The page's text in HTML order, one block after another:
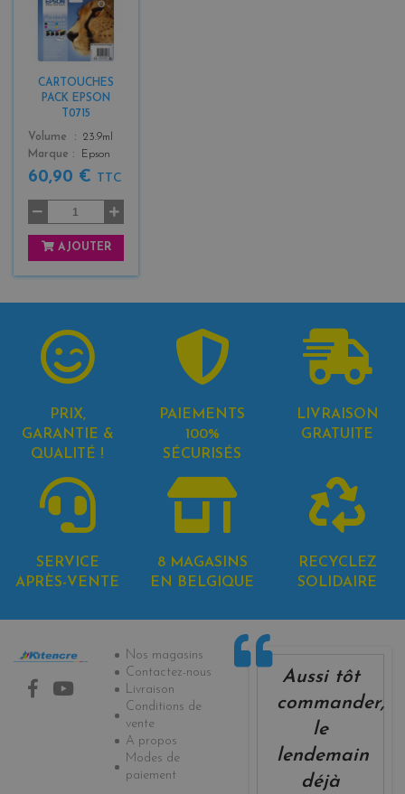
CARTOUCHES
PACK EPSON
T0715
Color
b
l
a
c
k
+
Volume
23.9ml
Marque
Epson
60,90 € TTC
AJOUTER
PRIX,
GARANTIE &
QUALITÉ !
PAIEMENTS
100%
SÉCURISÉS
LIVRAISON
GRATUITE
SERVICE
APRÈS-VENTE
8 MAGASINS
EN BELGIQUE
RECYCLEZ
SOLIDAIRE
Informations
Nos magasins
Contactez-nous
Livraison
Conditions de
vente
A propos
Modes de
paiement
Aussi tôt
commander,
le
lendemain
déjà